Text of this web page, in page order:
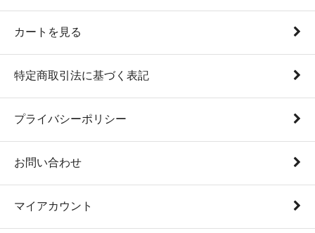
カートを見る
特定商取引法に基づく表記
プライバシーポリシー
お問い合わせ
マイアカウント